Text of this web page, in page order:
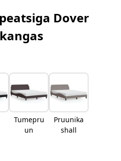
Dover
Tumepru
un
Pruunika
shall